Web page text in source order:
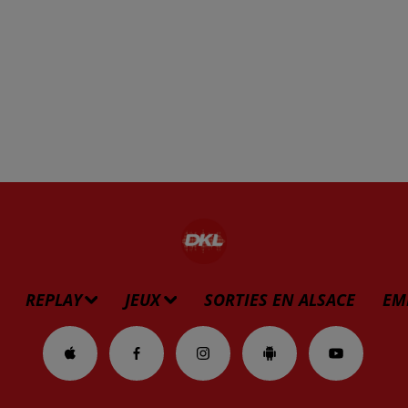
REPLAY JEUX SORTIES EN ALSACE